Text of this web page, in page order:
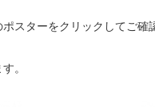
スターをクリックしてご確
。